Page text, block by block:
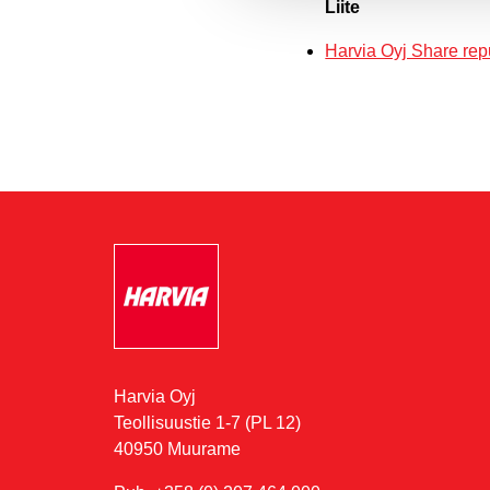
Liite
Harvia Oyj Share
Harvia Oyj
Teollisuustie 1-7 (PL 12)
40950 Muurame